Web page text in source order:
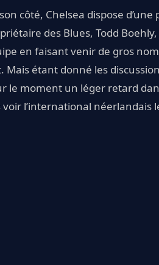
côté, Chelsea dispose
des Blues, Todd
en faisant venir de gros
Mais étant donné les
le moment un léger retard
voir l’international néerlandais